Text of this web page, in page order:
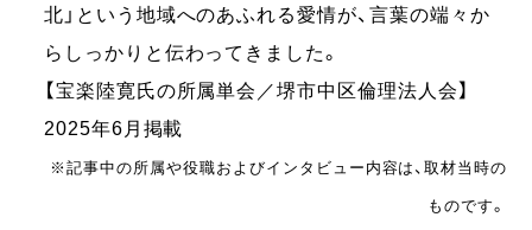
北」という地域へのあふれる愛情が、言葉の端々か
らしっかりと伝わってきました。
【宝楽陸寛氏の所属単会／堺市中区倫理法人会】
2025年6月掲載
※記事中の所属や役職およびインタビュー内容は、取材当時の
ものです。